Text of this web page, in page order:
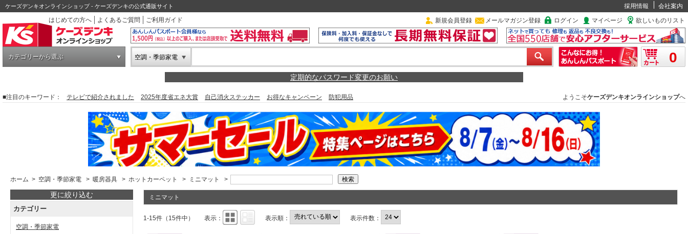
ケーズデンキオンラインショップ - ケーズデンキの公式通販サイト 採用情報
会社案内
はじめての方へ
よくあるご質問 ご利用ガイド 新規会員登録 メールマガジン登録 ログイン マイページ 欲しいものリスト
カテゴリーから選ぶ 空調・季節家電 0
定期的なパスワード変更のお願い
■注目のキーワード： テレビで紹介されました 2025年度省エネ大賞 自己消火ステッカー お得なキャンペーン 防犯用品 ようこそケーズデンキオンラインショップへ
ホーム > 空調・季節家電 > 暖房器具 > ホットカーペット > ミニマット >
更に絞り込む
カテゴリー
空調・季節家電
ミニマット
1-15件（15件中） 表示： 表示順： 表示件数：